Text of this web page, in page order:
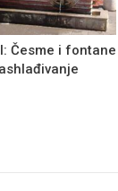
Česme i fontane